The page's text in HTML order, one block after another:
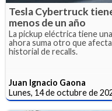
Tesla Cybertruck
menos de un año
La pickup eléctrica tiene
ahora suma otro que afecta
historial de recalls.
Juan Ignacio Gaona
Lunes, 14 de octubre de